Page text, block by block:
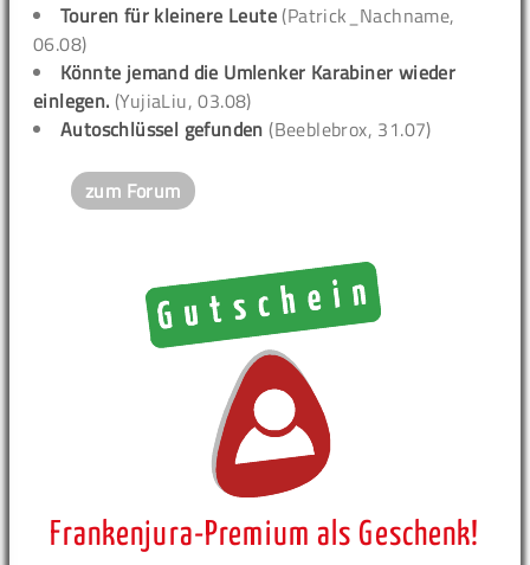
Touren für kleinere Leute (Patrick_Nachname,
06.08)
Könnte jemand die Umlenker Karabiner wieder
einlegen. (YujiaLiu, 03.08)
Autoschlüssel gefunden (Beeblebrox, 31.07)
zum Forum
Frankenjura-Premium als Geschenk!